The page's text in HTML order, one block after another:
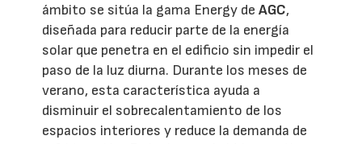
ámbito se sitúa la gama Energy de AGC,
diseñada para reducir parte de la energía
solar que penetra en el edificio sin impedir el
paso de la luz diurna. Durante los meses de
verano, esta característica ayuda a
disminuir el sobrecalentamiento de los
espacios interiores y reduce la demanda de